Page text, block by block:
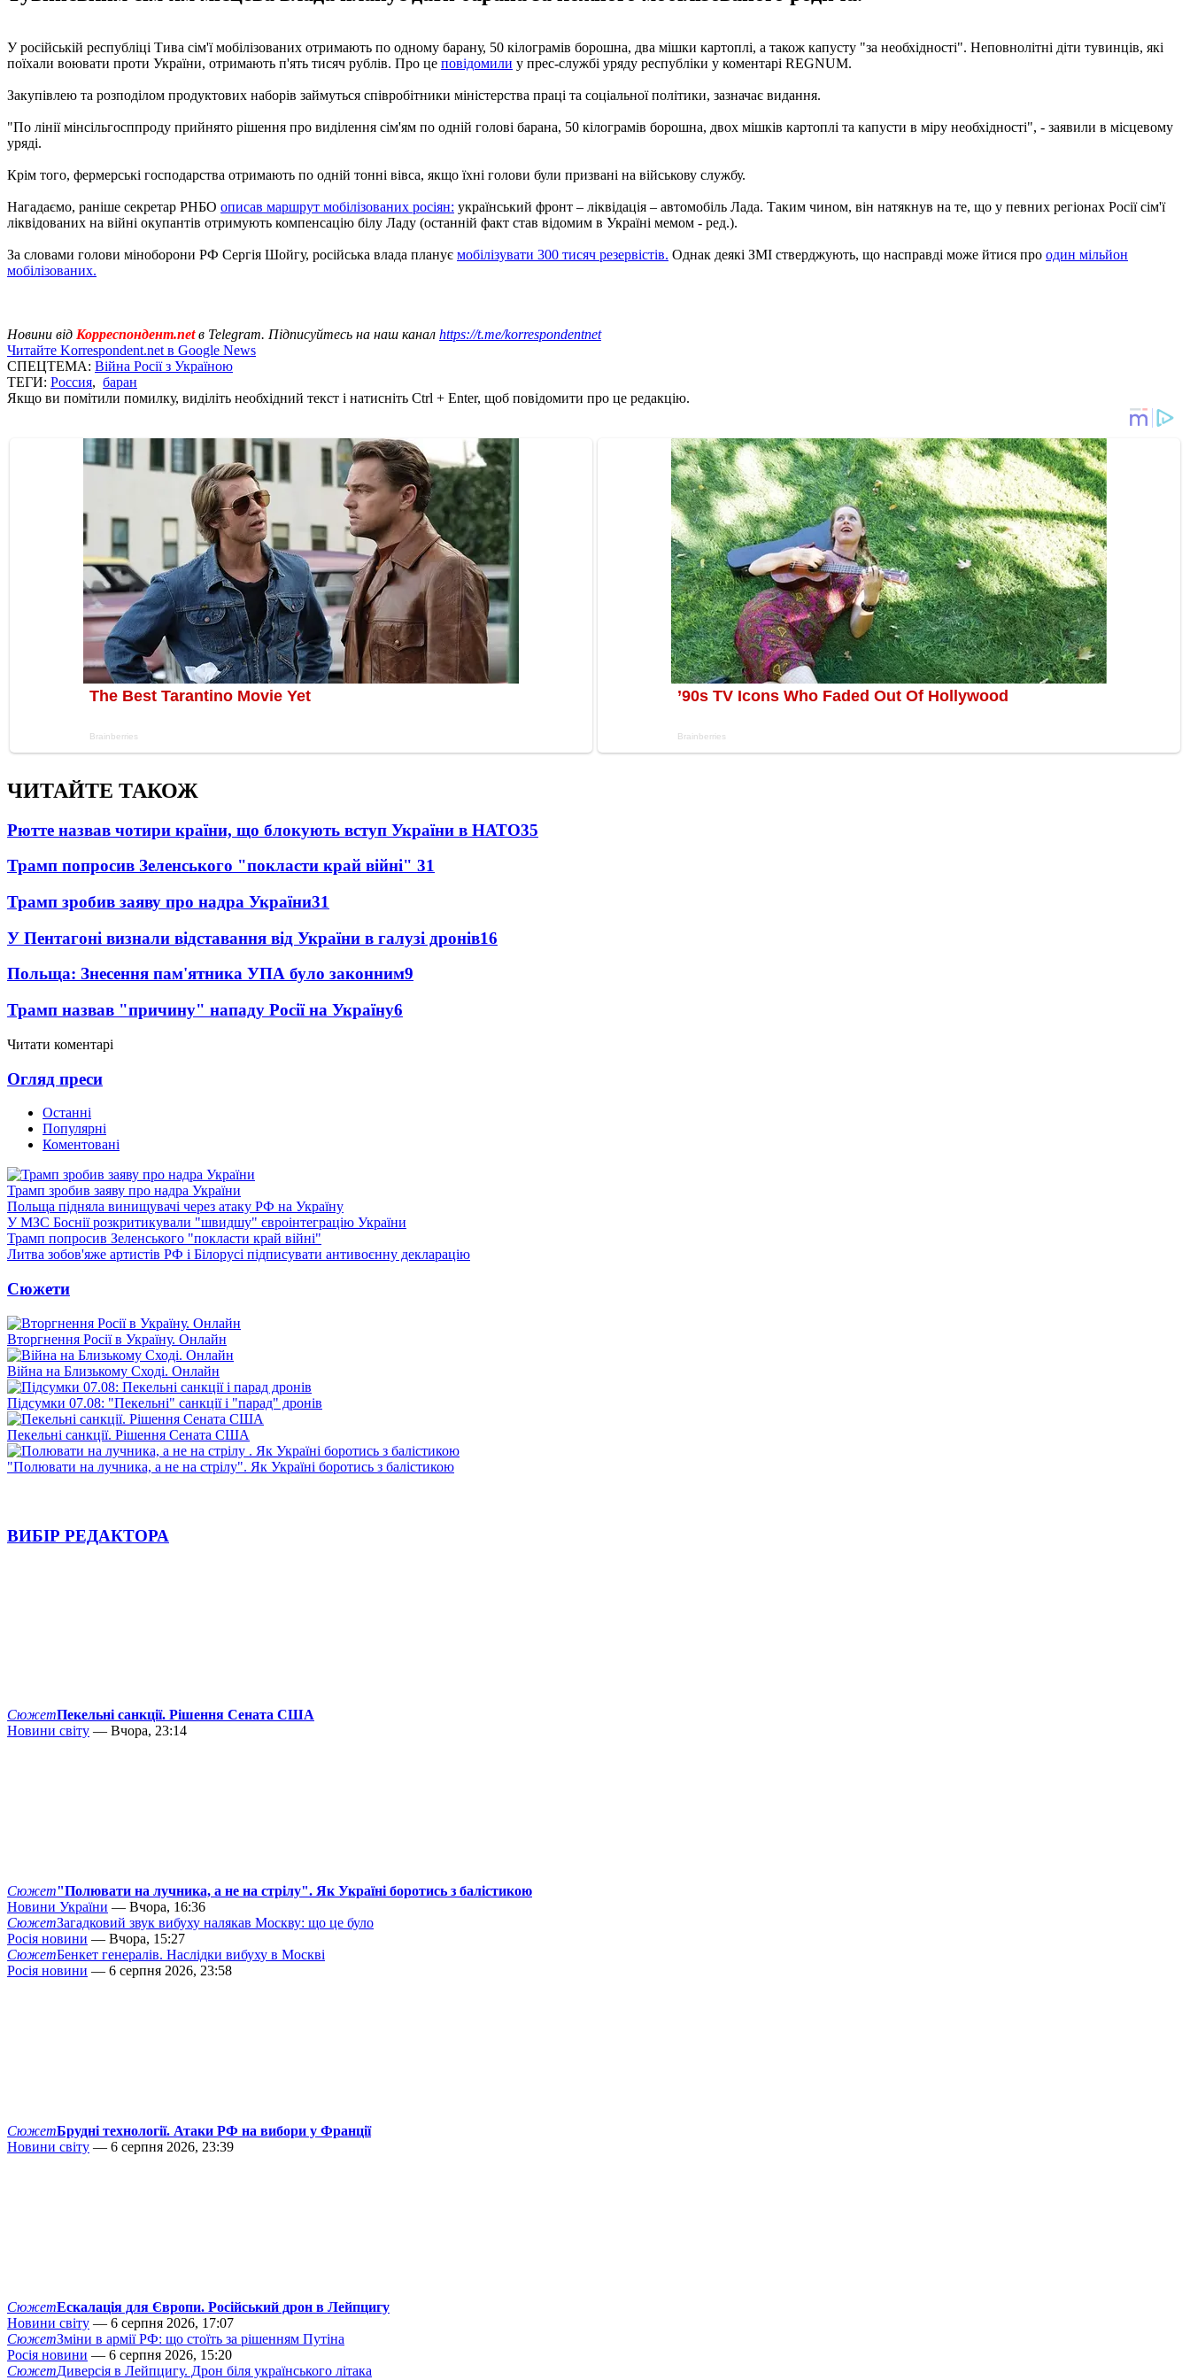
У російській республіці Тива сім'ї мобілізованих отримають по одному барану, 50 кілограмів борошна, два мішки картоплі, а також капусту "за необхідності". Неповнолітні діти тувинців, які
поїхали воювати проти України, отримають п'ять тисяч рублів. Про це повідомили у прес-службі уряду республіки у коментарі REGNUM.
Закупівлею та розподілом продуктових наборів займуться співробітники міністерства праці та соціальної політики, зазначає видання.
"По лінії мінсільгосппроду прийнято рішення про виділення сім'ям по одній голові барана, 50 кілограмів борошна, двох мішків картоплі та капусти в міру необхідності", - заявили в місцевому
уряді.
Крім того, фермерські господарства отримають по одній тонні вівса, якщо їхні голови були призвані на військову службу.
Нагадаємо, раніше секретар РНБО описав маршрут мобілізованих росіян: український фронт – ліквідація – автомобіль Лада. Таким чином, він натякнув на те, що у певних регіонах Росії сім'ї
ліквідованих на війні окупантів отримують компенсацію білу Ладу (останній факт став відомим в Україні мемом - ред.).
За словами голови міноборони РФ Сергія Шойгу, російська влада планує мобілізувати 300 тисяч резервістів. Однак деякі ЗМІ стверджують, що насправді може йтися про один мільйон
мобілізованих.
Новини від Корреспондент.netв Telegram. Підписуйтесь на наш канал https://t.me/korrespondentnet
Читайте Korrespondent.net в Google News
СПЕЦТЕМА: Війна Росії з Україною
ТЕГИ: Россия, баран
Якщо ви помітили помилку, виділіть необхідний текст і натисніть Ctrl + Enter, щоб повідомити про це редакцію.
ЧИТАЙТЕ ТАКОЖ
Рютте назвав чотири країни, що блокують вступ України в НАТО35
Трамп попросив Зеленського "покласти край війні" 31
Трамп зробив заяву про надра України31
У Пентагоні визнали відставання від України в галузі дронів16
Польща: Знесення пам'ятника УПА було законним9
Трамп назвав "причину" нападу Росії на Україну6
Читати коментарі
Огляд преси
Останні
Популярні
Коментовані
Трамп зробив заяву про надра України
Польща підняла винищувачі через атаку РФ на Україну
У МЗС Боснії розкритикували "швидшу" євроінтеграцію України
Трамп попросив Зеленського "покласти край війні"
Литва зобов'яже артистів РФ і Білорусі підписувати антивоєнну декларацію
Сюжети
Вторгнення Росії в Україну. Онлайн
Війна на Близькому Сході. Онлайн
Підсумки 07.08: "Пекельні" санкції і "парад" дронів
Пекельні санкції. Рішення Сената США
"Полювати на лучника, а не на стрілу". Як Україні боротись з балістикою
ВИБІР РЕДАКТОРА
СюжетПекельні санкції. Рішення Сената США
Новини світу — Вчора, 23:14
Сюжет"Полювати на лучника, а не на стрілу". Як Україні боротись з балістикою
Новини України — Вчора, 16:36
СюжетЗагадковий звук вибуху налякав Москву: що це було
Росія новини — Вчора, 15:27
СюжетБенкет генералів. Наслідки вибуху в Москві
Росія новини — 6 серпня 2026, 23:58
СюжетБрудні технології. Атаки РФ на вибори у Франції
Новини світу — 6 серпня 2026, 23:39
СюжетЕскалація для Європи. Російський дрон в Лейпцигу
Новини світу — 6 серпня 2026, 17:07
СюжетЗміни в армії РФ: що стоїть за рішенням Путіна
Росія новини — 6 серпня 2026, 15:20
СюжетДиверсія в Лейпцигу. Дрон біля українського літака